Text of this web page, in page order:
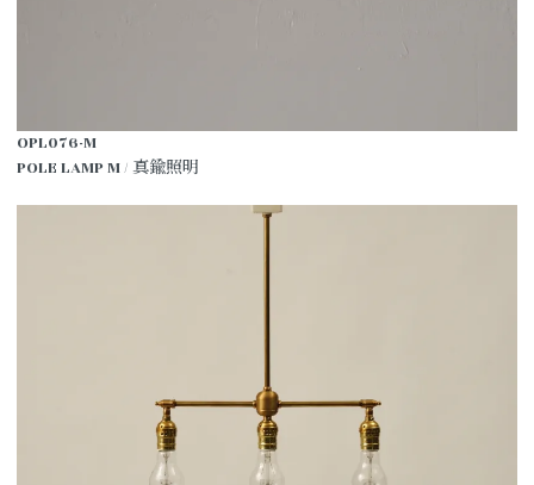
OPL076-M
POLE LAMP M / 真鍮照明